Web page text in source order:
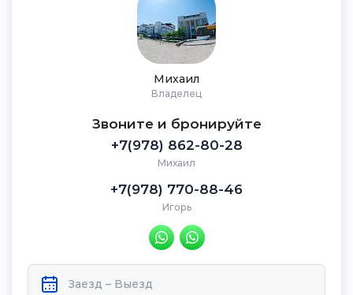
Михаил
Владелец
Звоните и бронируйте
+7(978) 862-80-28
Михаил
+7(978) 770-88-46
Игорь